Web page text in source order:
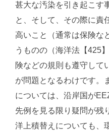
甚大な汚染を引き起こす
と、そして、その際に責
高いこと（通常は保険な
うものの（海洋法【425
険などの規則も遵守して
が問題となるわけです。
については、沿岸国が
先例を見る限り疑問が残
洋上積替えについても、